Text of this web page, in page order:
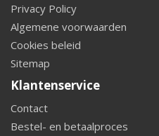
Privacy Policy
Algemene voorwaarden
Cookies beleid
Sitemap
Klantenservice
Contact
Bestel- en betaalproces